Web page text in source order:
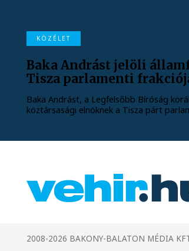
KÖZÉLET
Baka Andrást jelöli
Tisza parlamenti
Baka Andrást, a Legfelsőbb Bíróság
köztársasági elnöknek a Tisza párt
2008-2026 BAKONY-BALATON MÉDIA